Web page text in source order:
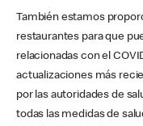
También estamos
restaurantes para que
relacionadas con el
actualizaciones más
por las autoridades de
todas las medidas de